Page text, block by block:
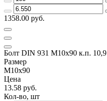
1358.00 руб.
Болт DIN 931 М10х90 к.п. 10,9
Размер
М10х90
Цена
13.58 руб.
Кол-во, шт